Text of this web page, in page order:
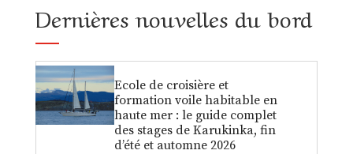
Dernières nouvelles du bord
Ecole de croisière et
formation voile habitable en
haute mer : le guide complet
des stages de Karukinka, fin
d’été et automne 2026